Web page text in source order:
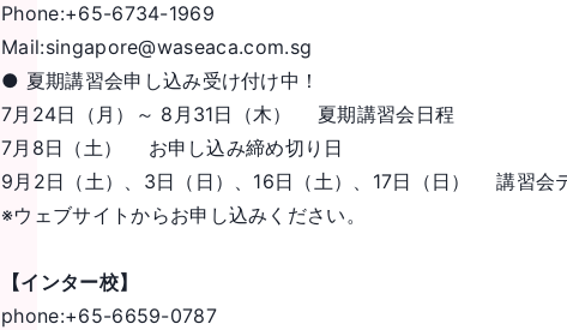
Phone:+65-6734-1969
Mail:singapore@waseaca.com.sg
● 夏期講習会申し込み受け付け中！
7月24日（月）～ 8月31日（木） 夏期講習会日程
7月8日（土） お申し込み締め切り日
9月2日（土）、3日（日）、16日（土）、17日（日） 講習会
※ウェブサイトからお申し込みください。
【インター校】
phone:+65-6659-0787